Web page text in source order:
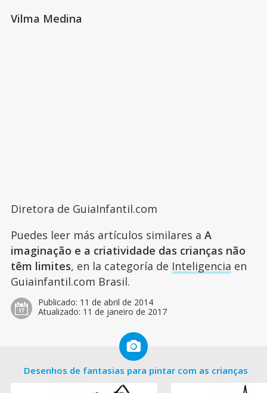
Vilma Medina
Diretora de GuiaInfantil.com
Puedes leer más artículos similares a A
imaginação e a criatividade das crianças não
têm limites, en la categoría de Inteligencia en
Guiainfantil.com Brasil.
Publicado: 11 de abril de 2014
Atualizado: 11 de janeiro de 2017
Desenhos de fantasias para pintar com as crianças